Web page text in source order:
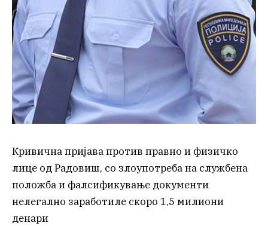
Кривична пријава против правно и физичко
лице од Радовиш, со злоупотреба на службена
положба и фалсификување документи
нелегално заработиле скоро 1,5 милиони
денари